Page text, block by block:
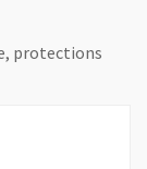
protections